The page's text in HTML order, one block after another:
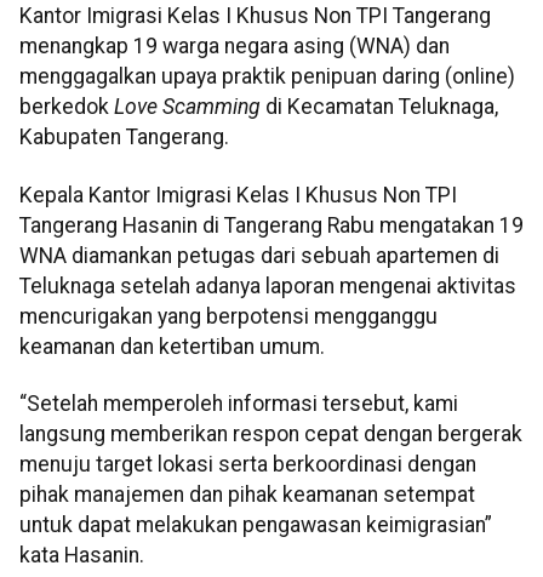
Kantor Imigrasi Kelas I Khusus Non TPI Tangerang
menangkap 19 warga negara asing (WNA) dan
menggagalkan upaya praktik penipuan daring (online)
berkedok Love Scamming di Kecamatan Teluknaga,
Kabupaten Tangerang.
Kepala Kantor Imigrasi Kelas I Khusus Non TPI
Tangerang Hasanin di Tangerang Rabu mengatakan 19
WNA diamankan petugas dari sebuah apartemen di
Teluknaga setelah adanya laporan mengenai aktivitas
mencurigakan yang berpotensi mengganggu
keamanan dan ketertiban umum.
“Setelah memperoleh informasi tersebut, kami
langsung memberikan respon cepat dengan bergerak
menuju target lokasi serta berkoordinasi dengan
pihak manajemen dan pihak keamanan setempat
untuk dapat melakukan pengawasan keimigrasian”
kata Hasanin.